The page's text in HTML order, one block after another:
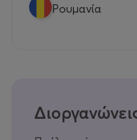
Ρουμανία